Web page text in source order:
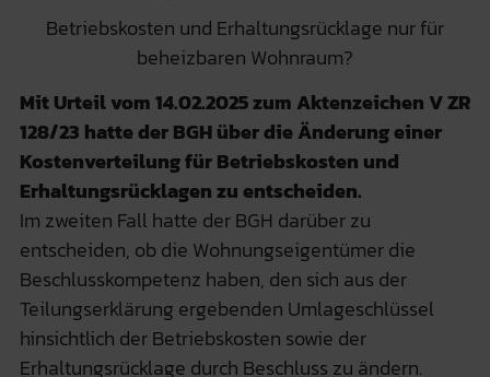
Betriebskosten und Erhaltungsrücklage nur für
beheizbaren Wohnraum?
Mit Urteil vom 14.02.2025 zum Aktenzeichen V ZR
128/23 hatte der BGH über die Änderung einer
Kostenverteilung für Betriebskosten und
Erhaltungsrücklagen zu entscheiden.
Im zweiten Fall hatte der BGH darüber zu
entscheiden, ob die Wohnungseigentümer die
Beschlusskompetenz haben, den sich aus der
Teilungserklärung ergebenden Umlageschlüssel
hinsichtlich der Betriebskosten sowie der
Erhaltungsrücklage durch Beschluss zu ändern.